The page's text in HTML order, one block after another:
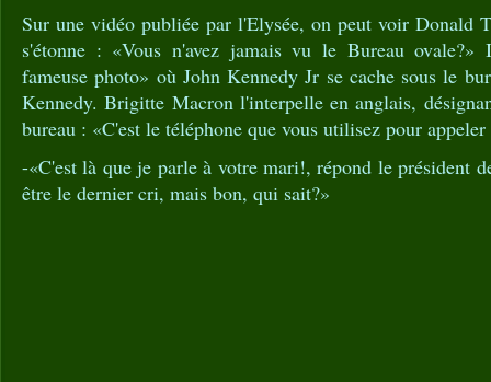
Sur une vidéo publiée par l'Elysée, on peut voir Donald
s'étonne : «Vous n'avez jamais vu le Bureau ovale?»
fameuse photo» où John Kennedy Jr se cache sous le
Kennedy. Brigitte Macron l'interpelle en anglais,
bureau : «C'est le téléphone que vous utilisez pour
-«C'est là que je parle à votre mari!, répond le président
être le dernier cri, mais bon, qui sait?»